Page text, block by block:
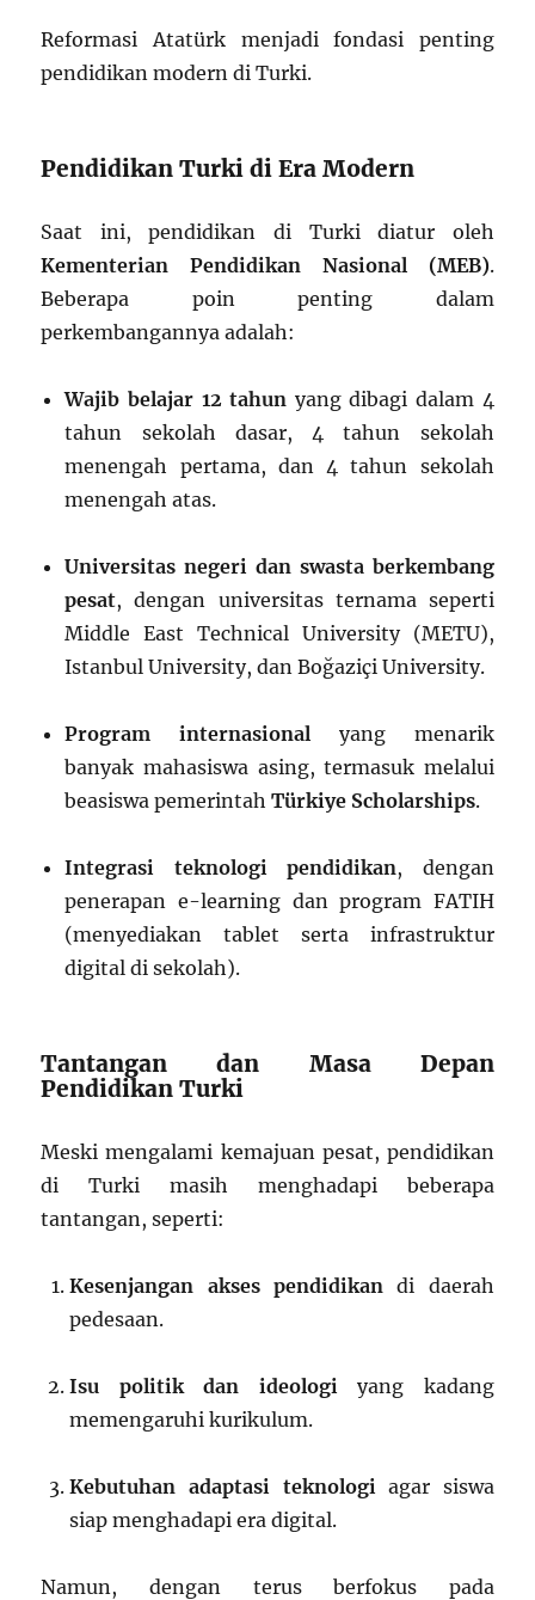
Reformasi Atatürk menjadi fondasi penting
pendidikan modern di Turki.
Pendidikan Turki di Era Modern
Saat ini, pendidikan di Turki diatur oleh
Kementerian Pendidikan Nasional (MEB).
Beberapa poin penting dalam
perkembangannya adalah:
Wajib belajar 12 tahun yang dibagi dalam 4
tahun sekolah dasar, 4 tahun sekolah
menengah pertama, dan 4 tahun sekolah
menengah atas.
Universitas negeri dan swasta berkembang
pesat, dengan universitas ternama seperti
Middle East Technical University (METU),
Istanbul University, dan Boğaziçi University.
Program internasional yang menarik
banyak mahasiswa asing, termasuk melalui
beasiswa pemerintahTürkiye Scholarships.
Integrasi teknologi pendidikan, dengan
penerapan e-learning dan program FATIH
(menyediakan tablet serta infrastruktur
digital di sekolah).
Tantangan dan Masa Depan
Pendidikan Turki
Meski mengalami kemajuan pesat, pendidikan
di Turki masih menghadapi beberapa
tantangan, seperti:
Kesenjangan akses pendidikan di daerah
pedesaan.
Isu politik dan ideologiyang kadang
memengaruhi kurikulum.
Kebutuhan adaptasi teknologiagar siswa
siap menghadapi era digital.
Namun, dengan terus berfokus pada